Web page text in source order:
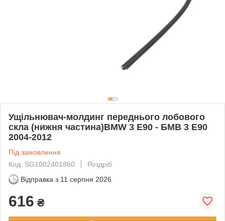
Ущільнювач-молдинг переднього лобового
скла (нижня частина)BMW 3 E90 - БМВ 3 Е90
2004-2012
Під замовлення
Код: SG1002401860
Роздріб
Відправка з 11 серпня 2026
616 ₴